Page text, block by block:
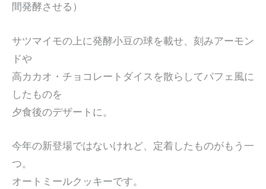
間発酵させる）
サツマイモの上に発酵小豆の球を載せ、刻みアーモン
ドや
高カカオ・チョコレートダイスを散らしてパフェ風に
したものを
夕食後のデザートに。
今年の新登場ではないけれど、定着したものがもう一
つ。
オートミールクッキーです。